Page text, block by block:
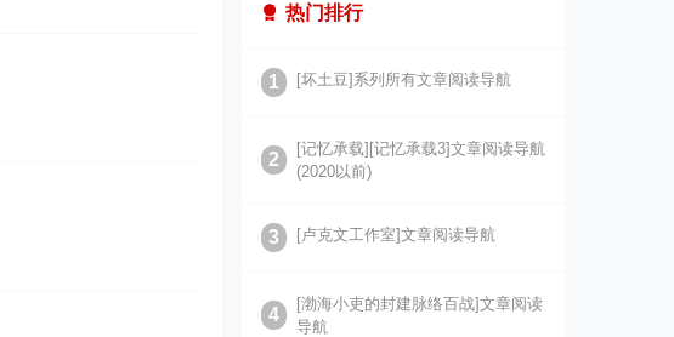
热门排行
1 [坏土豆]系列所有文章阅读导航
2
[记忆承载][记忆承载3]文章阅读导航
(2020以前)
3 [卢克文工作室]文章阅读导航
4
[渤海小吏的封建脉络百战]文章阅读
导航